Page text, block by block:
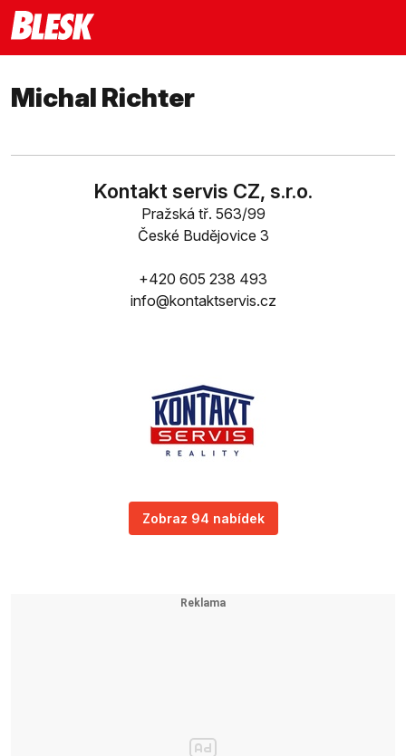
Michal Richter
Kontakt servis CZ, s.r.o.
Pražská tř. 563/99
České Budějovice 3
+420 605 238 493
info@kontaktservis.cz
Zobraz 94 nabídek